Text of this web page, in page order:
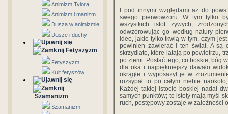
Animizm Tylora
Animizm i manizm
Dusza w animizmie
Dusze i duchy
Fetyszyzm
Fetyszyzm
Kult fetyszów
Szamanizm
Szamanizm
I pod innymi względami aż do
swego pierwowzoru. W tym tylko
wszystkich istot żywych,
odwzorowując go według natury
idee, jakie tylko tkwią w tym, czym
powinien zawierać i ten świat. A są
skrzydlate, które latają po powietrzu,
po ziemi. Postać tego, co boskie, bóg
dla oka i najpiękniejszy dawało
okrągłe i wyposażył je w
rozsypał to po całym niebie
Każdej takiej istocie boskiej nadał
samych punktów; te istoty mają myśl
ruch, postępowy zostaje w zależności